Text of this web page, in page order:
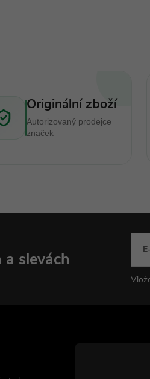
Originální zboží
Autorizovaný prodejce
značek
a slevách